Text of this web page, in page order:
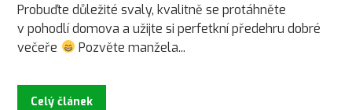
Probuďte důležité svaly, kvalitně se protáhněte
v pohodlí domova a užijte si perfetkní předehru dobré
večeře
Pozvěte manžela...
Celý článek